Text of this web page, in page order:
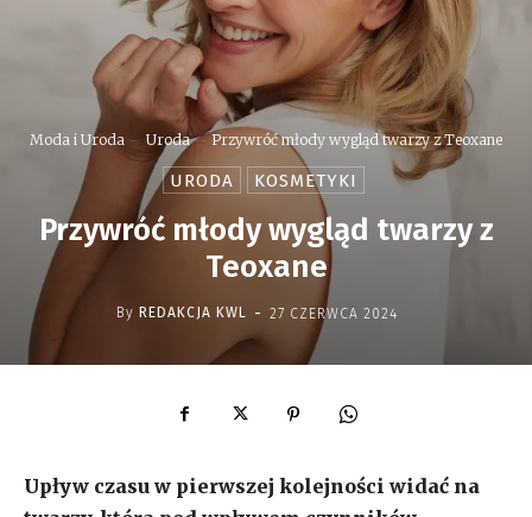
Moda i Uroda Uroda Przywróć młody wygląd twarzy z Teoxane
URODA KOSMETYKI
Przywróć młody wygląd twarzy z
Teoxane
By REDAKCJA KWL - 27 CZERWCA 2024
Upływ czasu w pierwszej kolejności widać na